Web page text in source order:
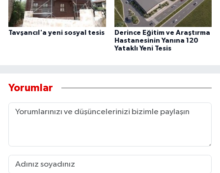
Tavşancıl'a yeni sosyal tesis
Derince Eğitim ve Araştırma
Hastanesinin Yanına 120
Yataklı Yeni Tesis
Yorumlar